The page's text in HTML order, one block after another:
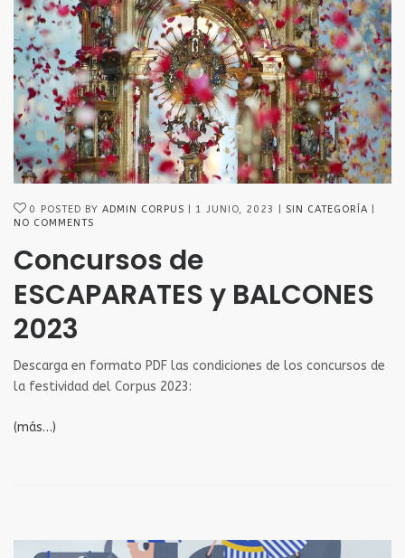
0 POSTED BY ADMIN CORPUS 1 JUNIO, 2023
SIN CATEGORÍA
NO COMMENTS
Concursos de
ESCAPARATES y BALCONES
2023
Descarga en formato PDF las condiciones de los concursos de
la festividad del Corpus 2023:
(más…)